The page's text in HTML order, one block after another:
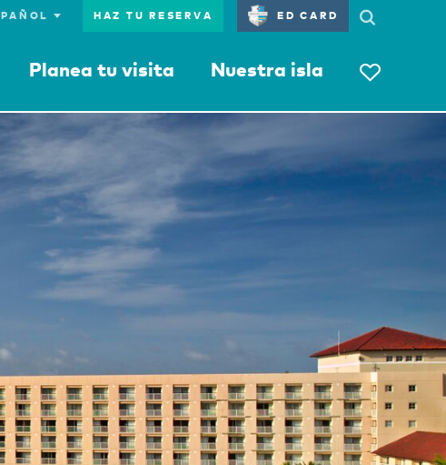
HAZ TU RESERVA ED CARD
Planea tu visita Nuestra isla